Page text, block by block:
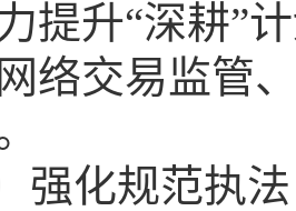
提升“深耕”
络交易监管
强化规范执